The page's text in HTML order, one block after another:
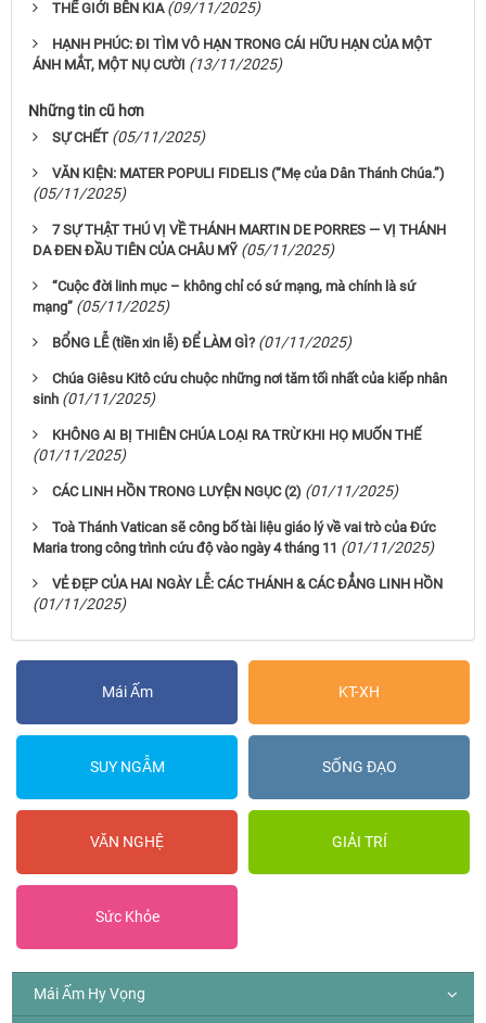
THẾ GIỚI BÊN KIA (09/11/2025)
HẠNH PHÚC: ĐI TÌM VÔ HẠN TRONG CÁI HỮU HẠN CỦA MỘT
ÁNH MẮT, MỘT NỤ CƯỜI (13/11/2025)
Những tin cũ hơn
SỰ CHẾT (05/11/2025)
VĂN KIỆN: MATER POPULI FIDELIS (“Mẹ của Dân Thánh Chúa.”)
(05/11/2025)
7 SỰ THẬT THÚ VỊ VỀ THÁNH MARTIN DE PORRES — VỊ THÁNH
DA ĐEN ĐẦU TIÊN CỦA CHÂU MỸ (05/11/2025)
“Cuộc đời linh mục – không chỉ có sứ mạng, mà chính là sứ
mạng” (05/11/2025)
BỔNG LỄ (tiền xin lễ) ĐỂ LÀM GÌ? (01/11/2025)
Chúa Giêsu Kitô cứu chuộc những nơi tăm tối nhất của kiếp nhân
sinh (01/11/2025)
KHÔNG AI BỊ THIÊN CHÚA LOẠI RA TRỪ KHI HỌ MUỐN THẾ
(01/11/2025)
CÁC LINH HỒN TRONG LUYỆN NGỤC (2) (01/11/2025)
Toà Thánh Vatican sẽ công bố tài liệu giáo lý về vai trò của Đức
Maria trong công trình cứu độ vào ngày 4 tháng 11 (01/11/2025)
VẺ ĐẸP CỦA HAI NGÀY LỄ: CÁC THÁNH & CÁC ĐẲNG LINH HỒN
(01/11/2025)
Mái Ấm KT-XH
SUY NGẪM SỐNG ĐẠO
VĂN NGHỆ GIẢI TRÍ
Sức Khỏe
Mái Ấm Hy Vọng